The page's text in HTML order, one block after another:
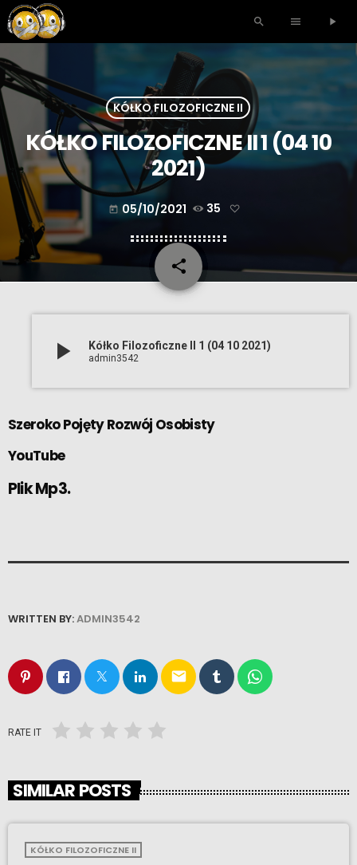
search menu play_arrow
KÓŁKO FILOZOFICZNE II
KÓŁKO FILOZOFICZNE II 1 (04 10
2021)
today 05/10/2021 35
share
email
play_arrow Kółko Filozoficzne II 1 (04 10 2021)
admin3542
Szeroko Pojęty Rozwój Osobisty
YouTube
Plik Mp3.
WRITTEN BY:ADMIN3542
email
RATE IT
SIMILAR POSTS
KÓŁKO FILOZOFICZNE II